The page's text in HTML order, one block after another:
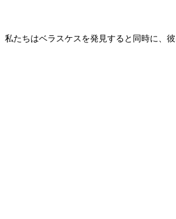
私たちはベラスケスを発見すると同時に、